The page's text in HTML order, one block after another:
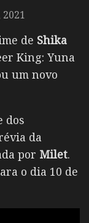
2021
de Shika
King: Yuna
um novo
dos
da
por Milet.
o dia 10 de